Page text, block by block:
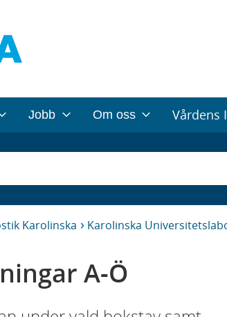
Jobb Om oss Vårdens
Karolinska Karolinska
A-Ö